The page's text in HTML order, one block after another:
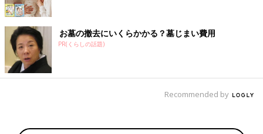
お墓の撤去にいくらかかる？墓じまい費用
PR(くらしの話題)
Recommended by